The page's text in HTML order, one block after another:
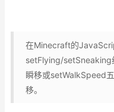
在Minecraft的
setFlying/setSneaking
瞬移或setWalkSpeed
移。